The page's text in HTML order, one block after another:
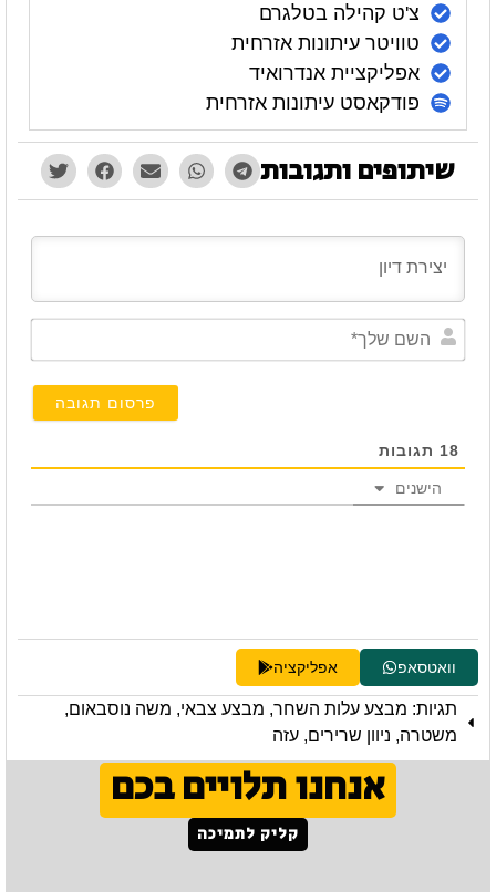
צ'ט קהילה בטלגרם
טוויטר עיתונות אזרחית
אפליקציית אנדרואיד
פודקאסט עיתונות אזרחית
שיתופים ותגובות
18 תגובות
הישנים
וואטסאפ אפליקציה
תגיות: מבצע עלות השחר, מבצע צבאי, משה נוסבאום,
משטרה, ניוון שרירים, עזה
אנחנו תלויים בכם
קליק לתמיכה